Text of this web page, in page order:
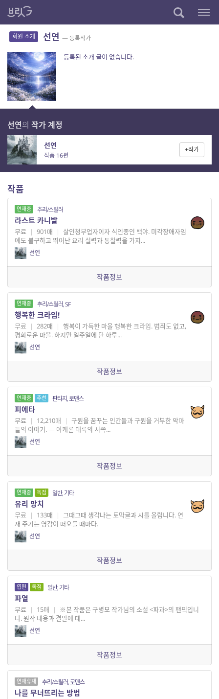
회원 소개 선연 — 등록작가
등록된 소개 글이 없습니다.
선연의 작가 계정
선연
작품 16편
+작가
작품
연재중 추리/스릴러
라스트 카니발
무료 | 901매 |
살인청부업자이자 식인종인 백야. 미각장애자임
에도 불구하고 뛰어난 요리 실력과 통찰력을 가지...
선연
작품정보
연재중 추리/스릴러, SF
행복한 크라임!
무료 | 282매 | 행복이 가득한 마을 행복한 크라임. 범죄도 없고,
평화로운 마을. 하지만 일주일에 단 하루...
선연
작품정보
연재중 추천 판타지, 로맨스
피에타
무료 | 12,210매 | 구원을 꿈꾸는 인간들과 구원을 거부한 악마
들의 이야기. — 아케론 대륙의 서쪽...
선연
작품정보
연재중 독점 일반, 기타
유리 망치
무료 | 133매 | 그때그때 생각나는 토막글과 시를 올립니다. 연
재 주기는 영감이 떠오를 때마다.
선연
작품정보
엽편 독점 일반, 기타
파열
무료 | 15매 |
※본 작품은 구병모 작가님의 소설 <파과>의 팬픽입니
다. 원작 내용과 결말에 대...
선연
작품정보
연재휴재 추리/스릴러, 로맨스
나를 무너뜨리는 방법